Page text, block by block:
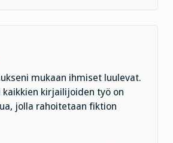
mukaan ihmiset luulevat.
kaikkien kirjailijoiden työ on
jolla rahoitetaan fiktion